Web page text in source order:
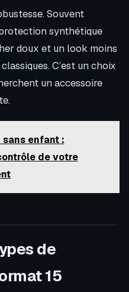
Souvent
synthétique
doux et un look moins
C’est un choix
un accessoire
enfant :
de votre
de
15